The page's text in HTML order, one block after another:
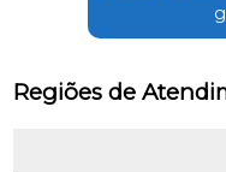
Regiões de